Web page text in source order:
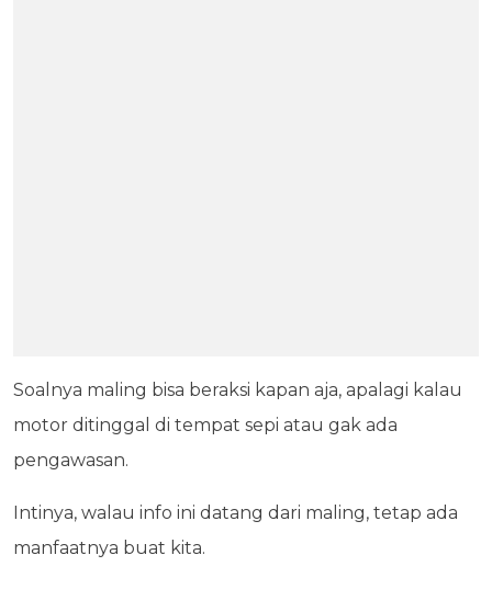
Soalnya maling bisa beraksi kapan aja, apalagi kalau
motor ditinggal di tempat sepi atau gak ada
pengawasan.
Intinya, walau info ini datang dari maling, tetap ada
manfaatnya buat kita.